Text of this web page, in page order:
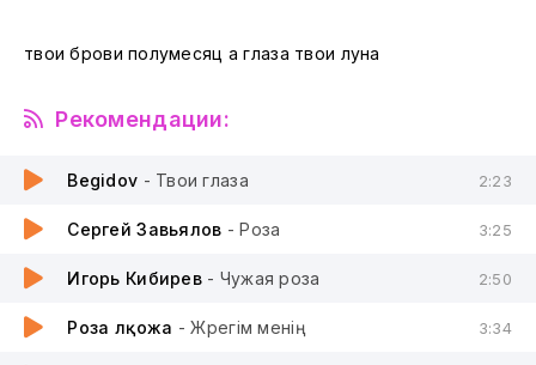
твои брови полумесяц а глаза твои луна
Рекомендации:
Begidov - Твои глаза 2:23
Сергей Завьялов - Роза 3:25
Игорь Кибирев - Чужая роза 2:50
Роза Әлқожа - Жүрегім менің 3:34